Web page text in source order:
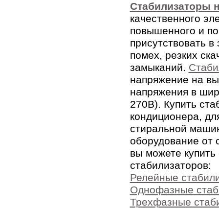
Cтабилизаторы
качественного
повышенного и
присутствовать
помех, резких
замыканий.
напряжение на
напряжения в
270В). Купить
кондиционера,
стиральной
оборудование от
вы можете
стабилизаторов:
Релейные
Однофазные
Трехфазные